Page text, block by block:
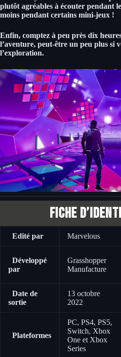
plutôt agréables à écouter pendant
moins pendant certains mini-jeux !
Enfin, comptez à peu près dix
l’aventure, peut-être un peu plus si
l’exploration.
Fiche
Edité par Marvelous
Développé
par
Grasshopper
Manufacture
Date de
sortie
13 octobre
2022
Plateformes
PC, PS4, PS5,
Switch, Xbox
One et Xbox
Series